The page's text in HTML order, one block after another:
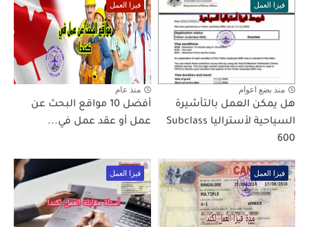
فيزا العمل
منذ بضع اعوام
هل يمكن العمل بالتأشيرة
السياحية لأستراليا Subclass
600
فيزا العمل
منذ عام
أفضل 10 مواقع البحث عن
عمل أو عقد عمل في...
فيزا العمل فيزا العمل